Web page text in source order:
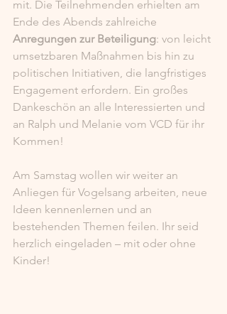
mit. Die Teilnehmenden erhielten am
Ende des Abends zahlreiche
Anregungen zur Beteiligung: von leicht
umsetzbaren Maßnahmen bis hin zu
politischen Initiativen, die langfristiges
Engagement erfordern. Ein großes
Dankeschön an alle Interessierten und
an Ralph und Melanie vom VCD für ihr
Kommen!
Am Samstag wollen wir weiter an
Anliegen für Vogelsang arbeiten, neue
Ideen kennenlernen und an
bestehenden Themen feilen. Ihr seid
herzlich eingeladen – mit oder ohne
Kinder!